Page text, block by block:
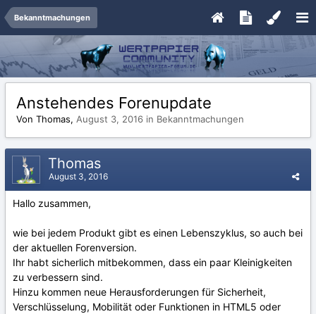
Bekanntmachungen
Anstehendes Forenupdate
Von Thomas, August 3, 2016 in Bekanntmachungen
Thomas
August 3, 2016
Hallo zusammen,
wie bei jedem Produkt gibt es einen Lebenszyklus, so auch bei
der aktuellen Forenversion.
Ihr habt sicherlich mitbekommen, dass ein paar Kleinigkeiten
zu verbessern sind.
Hinzu kommen neue Herausforderungen für Sicherheit,
Verschlüsselung, Mobilität oder Funktionen in HTML5 oder